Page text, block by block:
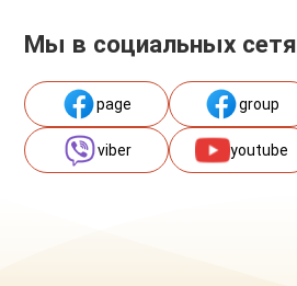
Мы в социальных
page group
viber youtube